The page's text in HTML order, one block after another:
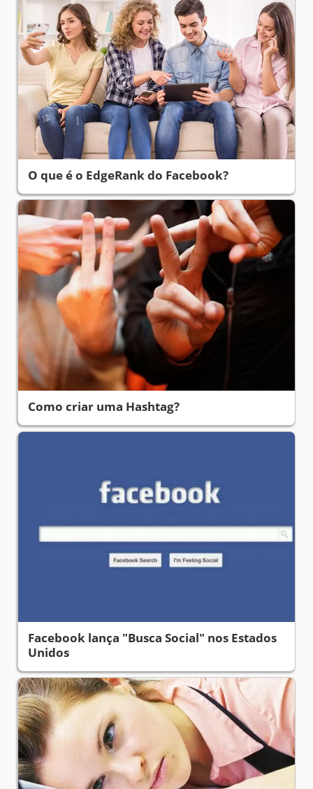
O que é o EdgeRank do Facebook?
Como criar uma Hashtag?
Facebook lança "Busca Social" nos Estados
Unidos